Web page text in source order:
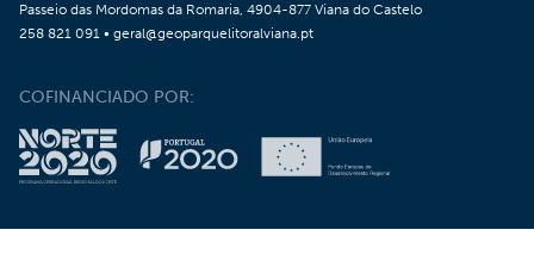
Passeio das Mordomas da Romaria, 4904-877 Viana do Castelo
258 821 091 • geral@geoparquelitoralviana.pt
COFINANCIADO POR: